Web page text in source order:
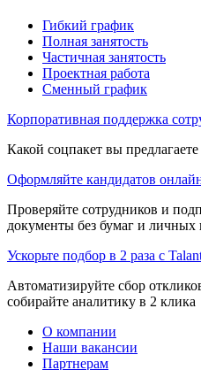
Гибкий график
Полная занятость
Частичная занятость
Проектная работа
Сменный график
Корпоративная поддержка
Какой соцпакет вы
Оформляйте кандидатов
Проверяйте сотрудников и
документы без бумаг и личных
Ускорьте подбор в 2 раза с
Автоматизируйте сбор
собирайте аналитику в 2 клика
О компании
Наши вакансии
Партнерам